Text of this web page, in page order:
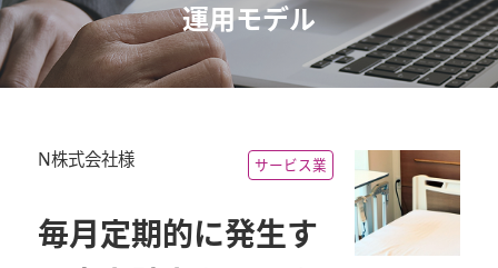
運用モデル
N株式会社様 サービス業
毎月定期的に発生す